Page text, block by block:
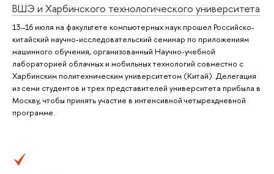
ВШЭ и Харбинского технологического университета
13–16 июля на факультете компьютерных наук прошел Российско-
китайский научно-исследовательский семинар по приложениям
машинного обучения, организованный Научно-учебной
лабораторией облачных и мобильных технологий совместно с
Харбинским политехническим университетом (Китай). Делегация
из семи студентов и трех представителей университета прибыла в
Москву, чтобы принять участие в интенсивной четырехдневной
программе.